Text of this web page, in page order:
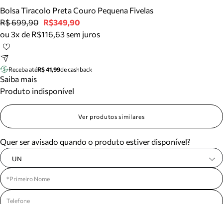
Tamanco
Tênis
Mule
Tire dúvidas sobre pedidos, devoluções e mais.
Meus pedidos
Acompanhe seus pedidos e solicite devoluções.
Bolsa Tiracolo Preta Couro Pequena Fivelas
R$ 699,90 R$349,90
ou 3x de R$116,63 sem juros
Receba atéR$ 41,99de cashback
Saiba mais
Produto indisponível
Ver produtos similares
Quer ser avisado quando o produto estiver disponível?
UN